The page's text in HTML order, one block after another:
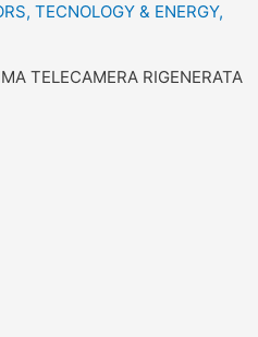
, TECNOLOGY & ENERGY,
TELECAMERA RIGENERATA